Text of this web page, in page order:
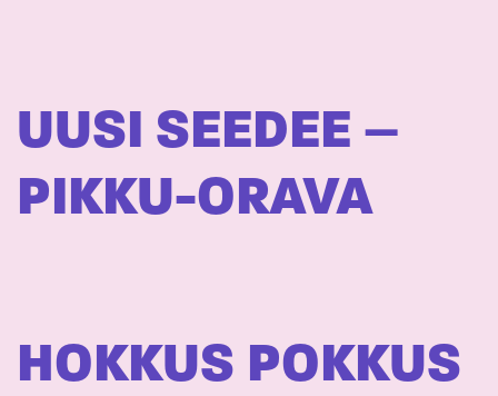
UUSI SEEDEE –
PIKKU-ORAVA
HOKKUS POKKUS